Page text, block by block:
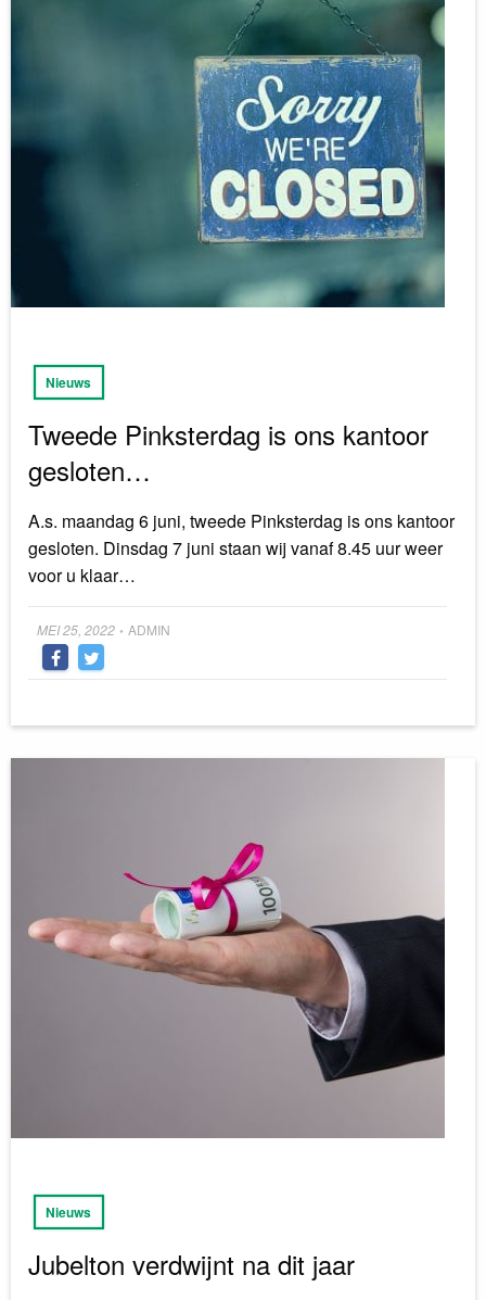
Nieuws
Tweede Pinksterdag is ons kantoor
gesloten…
A.s. maandag 6 juni, tweede Pinksterdag is ons kantoor
gesloten. Dinsdag 7 juni staan wij vanaf 8.45 uur weer
voor u klaar…
Posted
on
MEI 25, 2022 • ADMIN
Nieuws
Jubelton verdwijnt na dit jaar